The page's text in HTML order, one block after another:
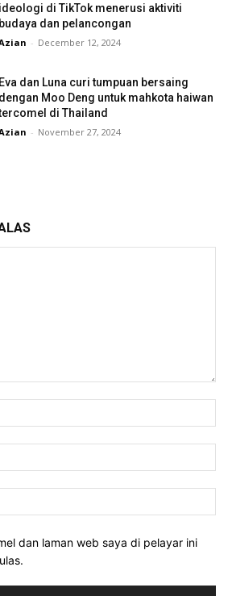
ideologi di TikTok menerusi aktiviti
budaya dan pelancongan
- December 12, 2024
Eva dan Luna curi tumpuan bersaing
dengan Moo Deng untuk mahkota haiwan
di Thailand
- November 27, 2024
dan laman web saya di pelayar ini